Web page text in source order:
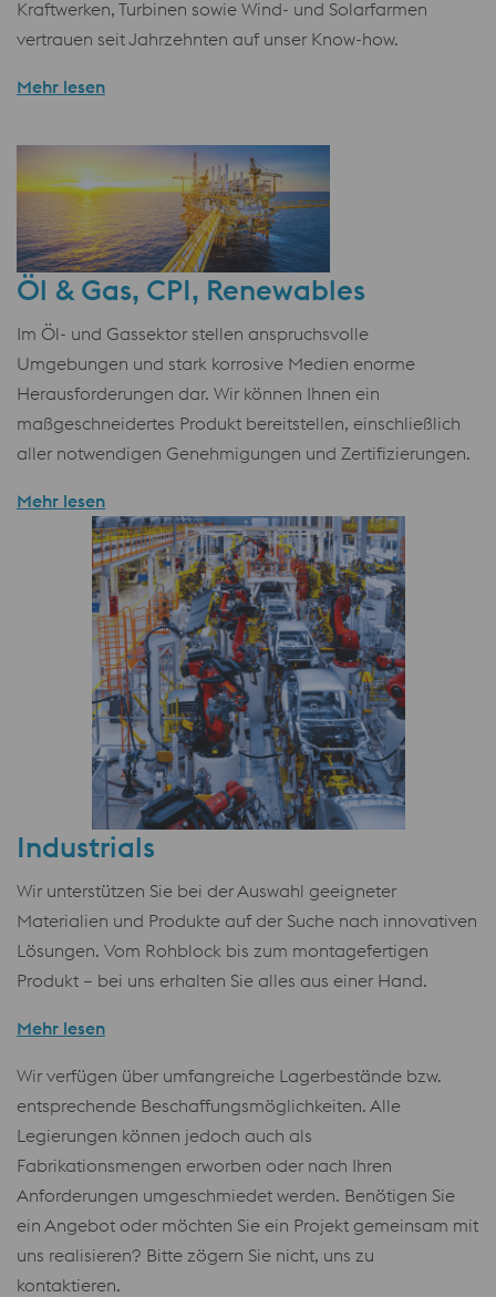
Kraftwerken, Turbinen sowie Wind- und Solarfarmen
vertrauen seit Jahrzehnten auf unser Know-how.
Mehr lesen
Öl & Gas, CPI, Renewables
Im Öl- und Gassektor stellen anspruchsvolle
Umgebungen und stark korrosive Medien enorme
Herausforderungen dar. Wir können Ihnen ein
maßgeschneidertes Produkt bereitstellen, einschließlich
aller notwendigen Genehmigungen und Zertifizierungen.
Mehr lesen
Industrials
Wir unterstützen Sie bei der Auswahl geeigneter
Materialien und Produkte auf der Suche nach innovativen
Lösungen. Vom Rohblock bis zum montagefertigen
Produkt – bei uns erhalten Sie alles aus einer Hand.
Mehr lesen
Wir verfügen über umfangreiche Lagerbestände bzw.
entsprechende Beschaffungsmöglichkeiten. Alle
Legierungen können jedoch auch als
Fabrikationsmengen erworben oder nach Ihren
Anforderungen umgeschmiedet werden. Benötigen Sie
ein Angebot oder möchten Sie ein Projekt gemeinsam mit
uns realisieren? Bitte zögern Sie nicht, uns zu
kontaktieren.